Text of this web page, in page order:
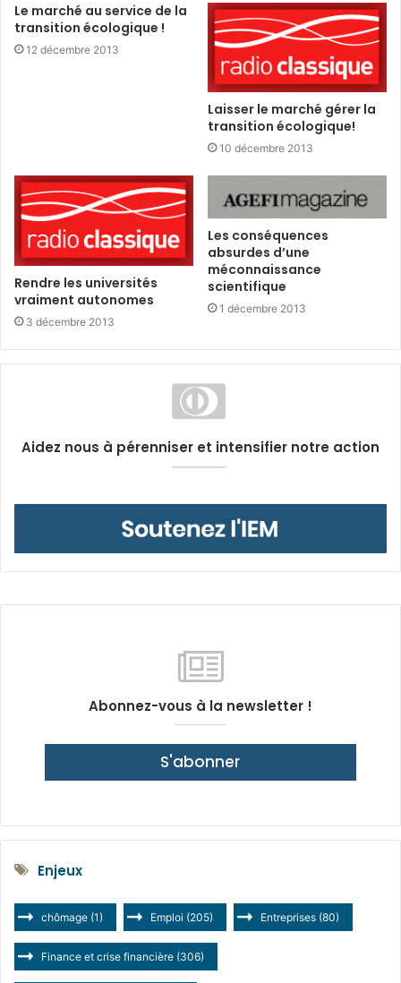
Le marché au service de la
transition écologique !
12 décembre 2013
Laisser le marché gérer la
transition écologique!
10 décembre 2013
Rendre les universités
vraiment autonomes
3 décembre 2013
Les conséquences
absurdes d’une
méconnaissance
scientifique
1 décembre 2013
Aidez nous à pérenniser et intensifier notre action
Abonnez-vous à la newsletter !
S'abonner
Enjeux
chômage (1) Emploi (205) Entreprises (80)
Finance et crise financière (306)